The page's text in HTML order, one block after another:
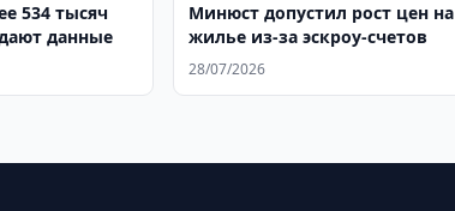
534 тысяч
данные
Минюст допустил рост цен на
жилье из-за эскроу-счетов
28/07/2026